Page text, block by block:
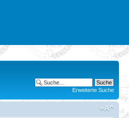
Erweiterte Suche